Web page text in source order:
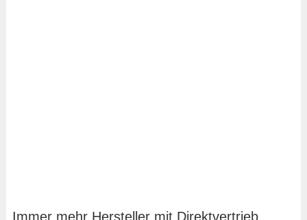
Immer mehr Hersteller mit Direktvertrieb